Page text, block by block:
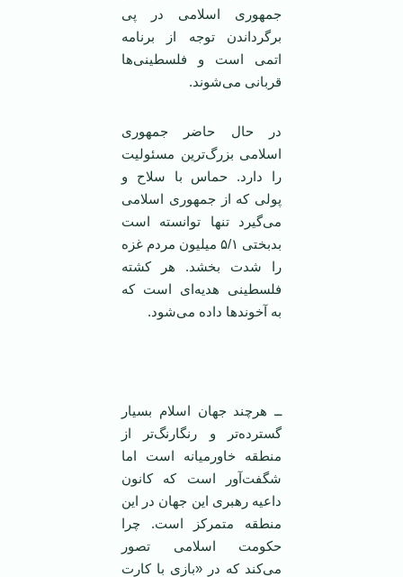
جمهوری اسلامی ‌در پی
برگرداندن توجه از برنامه
اتمی ‌است و فلسطینی‌ها
قربانی می‌شوند.
در حال حاضر جمهوری
اسلامی ‌بزرگ‌ترین مسئولیت
را دارد. حماس با سلاح و
پولی که از جمهوری اسلامی‌
می‌گیرد تنها توانسته است
بدبختی ۵/۱ میلیون مردم غزه
را شدت بخشد. هر کشته
فلسطینی هدیه‌ای است که
به آخوند‌ها داده می‌شود.
ــ هرچند جهان اسلام بسیار
گسترده‌تر و رنگارنگ‌تر از
منطقه خاورمیانه است اما
شگفت‌آور است که کانون
داعیه رهبری این جهان در این
منطقه متمرکز است. چرا
حکومت اسلامی ‌تصور
می‌کند که در «بازی با کارت